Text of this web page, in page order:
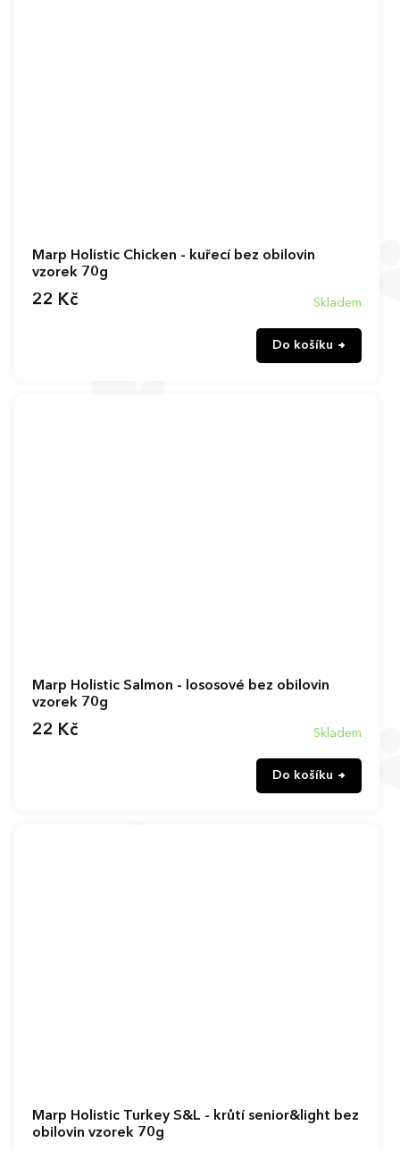
Marp Holistic Chicken - kuřecí bez obilovin
vzorek 70g
Skladem
22 Kč
Do košíku
Marp Holistic Salmon - lososové bez obilovin
vzorek 70g
Skladem
22 Kč
Do košíku
Marp Holistic Turkey S&L - krůtí senior&light bez
obilovin vzorek 70g